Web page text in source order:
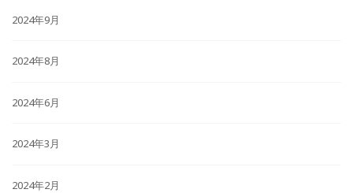
2024年9月
2024年8月
2024年6月
2024年3月
2024年2月